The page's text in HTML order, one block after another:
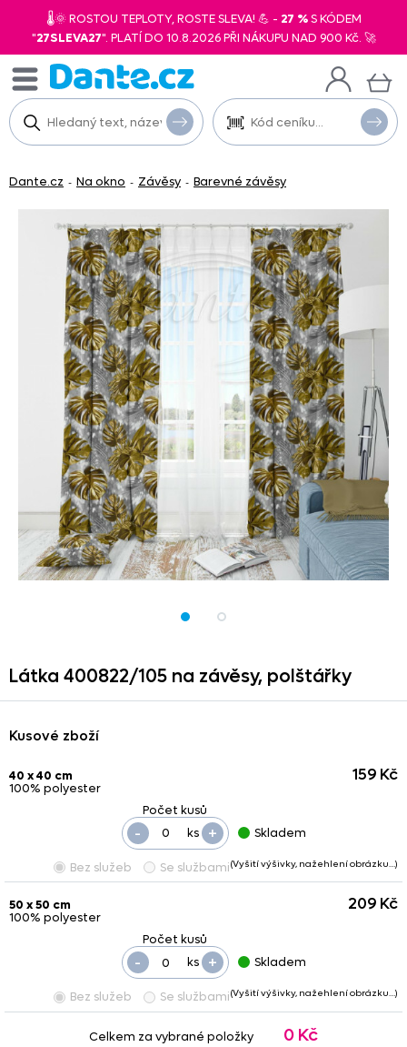
🌡️🌞 ROSTOU TEPLOTY, ROSTE SLEVA! 💪 - 27 %S KÓDEM
"27SLEVA27". PLATÍ DO 10.8.2026 PŘI NÁKUPU NAD 900 Kč. 🚀
Dante.cz - Na okno - Závěsy - Barevné závěsy
Látka 400822/105 na závěsy, polštářky
Kusové zboží
40 x 40 cm
100% polyester
ks +
-
159 Kč
Skladem
Bez služeb Se službami(Vyšití výšivky, nažehlení obrázku…)
50 x 50 cm
100% polyester
ks +
-
209 Kč
Skladem
Bez služeb Se službami(Vyšití výšivky, nažehlení obrázku…)
Celkem za vybrané položky 0 Kč